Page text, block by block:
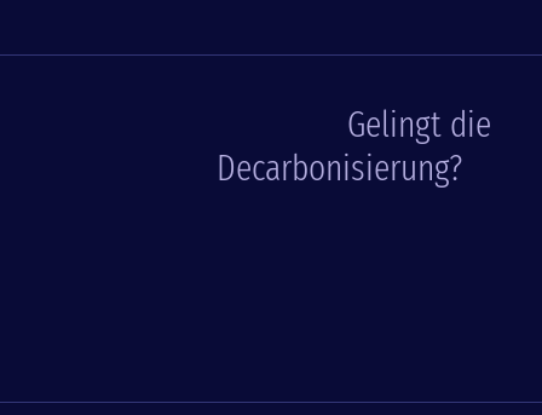
Gelingt die
Decarbonisierung?